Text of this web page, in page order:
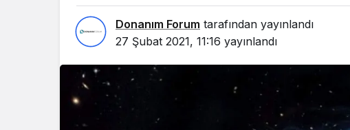
Donanım Forum tarafından yayınlandı
27 Şubat 2021, 11:16 yayınlandı